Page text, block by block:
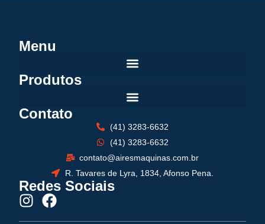
Menu
Produtos
Contato
(41) 3283-6632
(41) 3283-6632
contato@airesmaquinas.com.br
R. Tavares de Lyra, 1834, Afonso Pena.
Redes Sociais